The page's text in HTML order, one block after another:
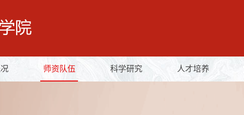
师资队伍 科学研究 人才培养